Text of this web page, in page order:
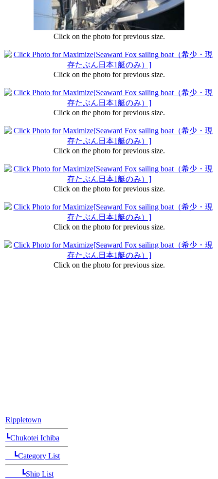
Click on the photo for previous size.
Click on the photo for previous size.
Click on the photo for previous size.
Click on the photo for previous size.
Click on the photo for previous size.
Click on the photo for previous size.
Click on the photo for previous size.
Rippletown
┗Chukotei Ichiba
┗Category List
┗Ship List